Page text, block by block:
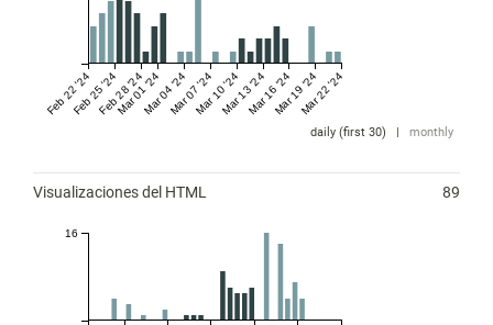
Feb 22 '24Feb 25 '24Feb 28 '24
Mar 01 '24Mar 04 '24Mar 07 '24Mar 10 '24Mar 13 '24Mar 16 '24Mar 19 '24Mar 22 '24
daily (first 30) monthly
Visualizaciones del HTML 89
16